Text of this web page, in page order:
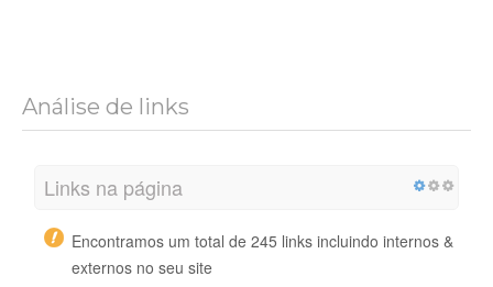
Análise de links
Links na página
Encontramos um total de 245 links incluindo internos &
externos no seu site